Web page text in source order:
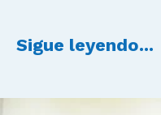
Sigue leyendo...